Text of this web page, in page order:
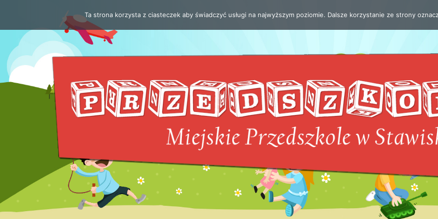
do
treści
Ta strona korzysta z ciasteczek aby świadczyć usługi na najwyższym poziomie. Dalsze korzystanie ze strony